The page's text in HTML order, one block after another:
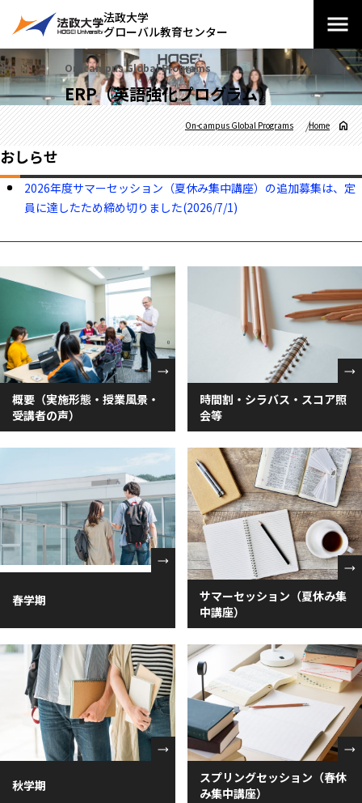
法政大学
グローバル教育センター
On-campus Global Programs
ERP（英語強化プログラム）
Home
On-campus Global Programs
おしらせ
2026年度サマーセッション（夏休み集中講座）の追加募集は、定
員に達したため締め切りました(2026/7/1)
概要（実施形態・授業風景・
受講者の声）
時間割・シラバス・スコア照
会等
春学期
サマーセッション（夏休み集
中講座）
秋学期
スプリングセッション（春休
み集中講座）